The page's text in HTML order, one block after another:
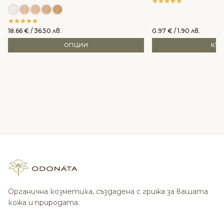
18.66 € / 36.50 лв.
ОПЦИИ
0.97 € / 1.90 лв.
Органична козметика, създадена с грижа за вашата
кожа и природата.